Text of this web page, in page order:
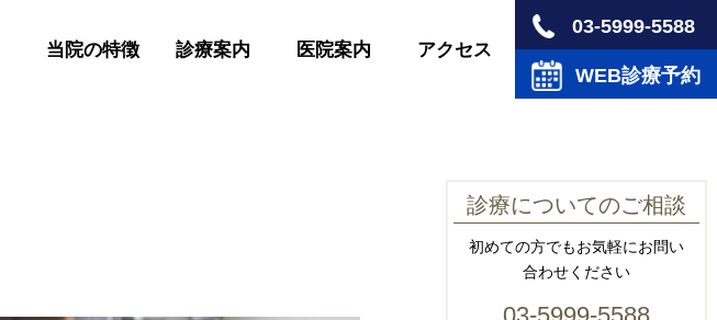
当院の特徴 診療案内 医院案内 アクセス
03-5999-5588
WEB診療予約
診療についてのご相談
初めての方でもお気軽にお問い
合わせください
03-5999-5588